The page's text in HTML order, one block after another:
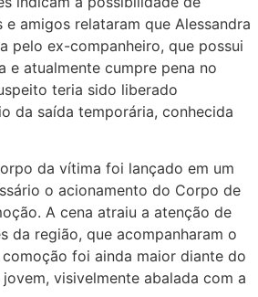
amigos relataram que Alessandra
pelo ex-companheiro, que possui
e atualmente cumpre pena no
teria sido liberado
da saída temporária, conhecida
da vítima foi lançado em um
o acionamento do Corpo de
A cena atraiu a atenção de
da região, que acompanharam o
foi ainda maior diante do
visivelmente abalada com a